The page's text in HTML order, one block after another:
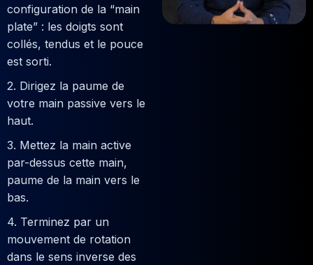
configuration de la “main
plate” : les doigts sont
collés, tendus et le pouce
est sorti.
2. Dirigez la paume de
votre main passive vers le
haut.
3. Mettez la main active
par-dessus cette main,
paume de la main vers le
bas.
4. Terminez par un
mouvement de rotation
dans le sens inverse des